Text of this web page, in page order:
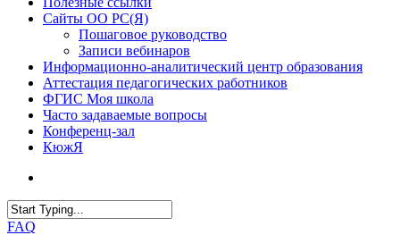
Сайты ОО РС(Я)
Пошаговое руководство
Записи вебинаров
Информационно-аналитический центр образования
Аттестация педагогических работников
ФГИС Моя школа
Часто задаваемые вопросы
Конференц-зал
КюжЯ
FAQ